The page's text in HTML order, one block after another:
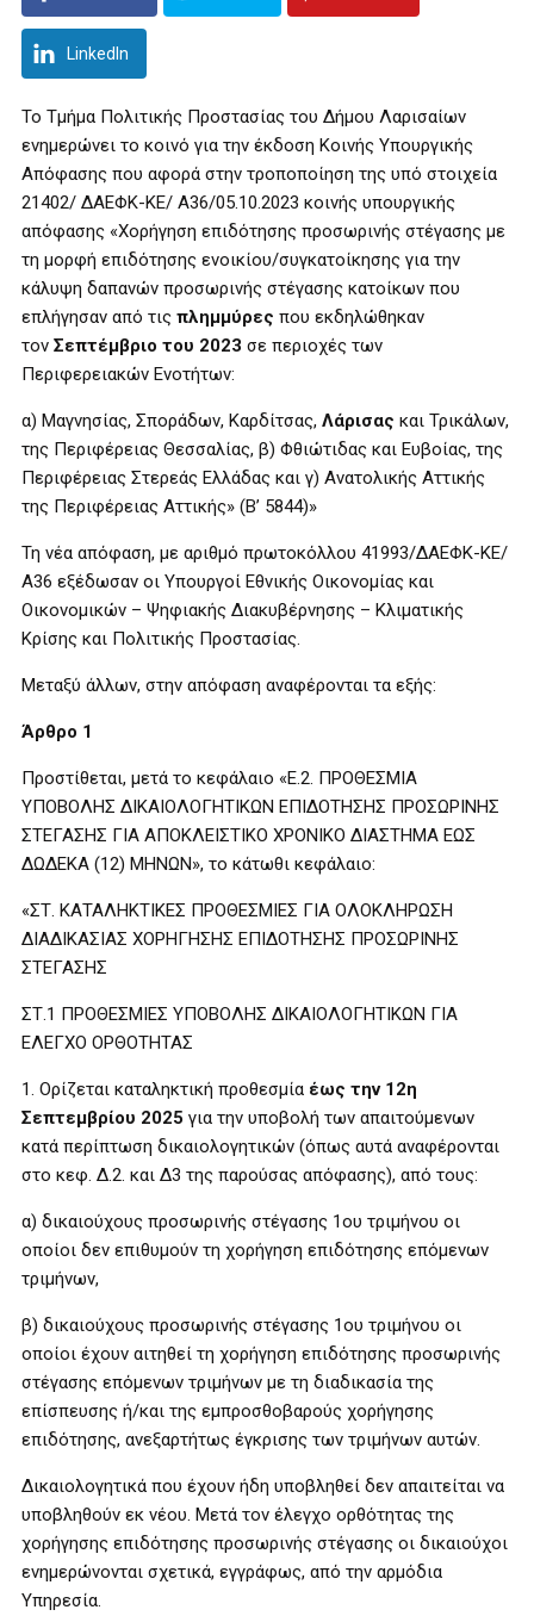
LinkedIn
Το Τμήμα Πολιτικής Προστασίας του Δήμου Λαρισαίων
ενημερώνει το κοινό για την έκδοση Κοινής Υπουργικής
Απόφασης που αφορά στην τροποποίηση της υπό στοιχεία
21402/ ΔΑΕΦΚ-ΚΕ/ Α36/05.10.2023 κοινής υπουργικής
απόφασης «Χορήγηση επιδότησης προσωρινής στέγασης με
τη μορφή επιδότησης ενοικίου/συγκατοίκησης για την
κάλυψη δαπανών προσωρινής στέγασης κατοίκων που
επλήγησαν από τις πλημμύρες που εκδηλώθηκαν
τον Σεπτέμβριο του 2023 σε περιοχές των
Περιφερειακών Ενοτήτων:
α) Μαγνησίας, Σποράδων, Καρδίτσας, Λάρισας και Τρικάλων,
της Περιφέρειας Θεσσαλίας, β) Φθιώτιδας και Ευβοίας, της
Περιφέρειας Στερεάς Ελλάδας και γ) Ανατολικής Αττικής
της Περιφέρειας Αττικής» (Β’ 5844)»
Τη νέα απόφαση, με αριθμό πρωτοκόλλου 41993/ΔΑΕΦΚ-ΚΕ/
Α36 εξέδωσαν οι Υπουργοί Εθνικής Οικονομίας και
Οικονομικών – Ψηφιακής Διακυβέρνησης – Κλιματικής
Κρίσης και Πολιτικής Προστασίας.
Μεταξύ άλλων, στην απόφαση αναφέρονται τα εξής:
Άρθρο 1
Προστίθεται, μετά το κεφάλαιο «Ε.2. ΠΡΟΘΕΣΜΙΑ
ΥΠΟΒΟΛΗΣ ΔΙΚΑΙΟΛΟΓΗΤΙΚΩΝ ΕΠΙΔΟΤΗΣΗΣ ΠΡΟΣΩΡΙΝΗΣ
ΣΤΕΓΑΣΗΣ ΓΙΑ ΑΠΟΚΛΕΙΣΤΙΚΟ ΧΡΟΝΙΚΟ ΔΙΑΣΤΗΜΑ ΕΩΣ
ΔΩΔΕΚΑ (12) ΜΗΝΩΝ», το κάτωθι κεφάλαιο:
«ΣΤ. ΚΑΤΑΛΗΚΤΙΚΕΣ ΠΡΟΘΕΣΜΙΕΣ ΓΙΑ ΟΛΟΚΛΗΡΩΣΗ
ΔΙΑΔΙΚΑΣΙΑΣ ΧΟΡΗΓΗΣΗΣ ΕΠΙΔΟΤΗΣΗΣ ΠΡΟΣΩΡΙΝΗΣ
ΣΤΕΓΑΣΗΣ
ΣΤ.1 ΠΡΟΘΕΣΜΙΕΣ ΥΠΟΒΟΛΗΣ ΔΙΚΑΙΟΛΟΓΗΤΙΚΩΝ ΓΙΑ
ΕΛΕΓΧΟ ΟΡΘΟΤΗΤΑΣ
1. Ορίζεται καταληκτική προθεσμία έως την 12η
Σεπτεμβρίου 2025 για την υποβολή των απαιτούμενων
κατά περίπτωση δικαιολογητικών (όπως αυτά αναφέρονται
στο κεφ. Δ.2. και Δ3 της παρούσας απόφασης), από τους:
α) δικαιούχους προσωρινής στέγασης 1ου τριμήνου οι
οποίοι δεν επιθυμούν τη χορήγηση επιδότησης επόμενων
τριμήνων,
β) δικαιούχους προσωρινής στέγασης 1ου τριμήνου οι
οποίοι έχουν αιτηθεί τη χορήγηση επιδότησης προσωρινής
στέγασης επόμενων τριμήνων με τη διαδικασία της
επίσπευσης ή/και της εμπροσθοβαρούς χορήγησης
επιδότησης, ανεξαρτήτως έγκρισης των τριμήνων αυτών.
Δικαιολογητικά που έχουν ήδη υποβληθεί δεν απαιτείται να
υποβληθούν εκ νέου. Μετά τον έλεγχο ορθότητας της
χορήγησης επιδότησης προσωρινής στέγασης οι δικαιούχοι
ενημερώνονται σχετικά, εγγράφως, από την αρμόδια
Υπηρεσία.